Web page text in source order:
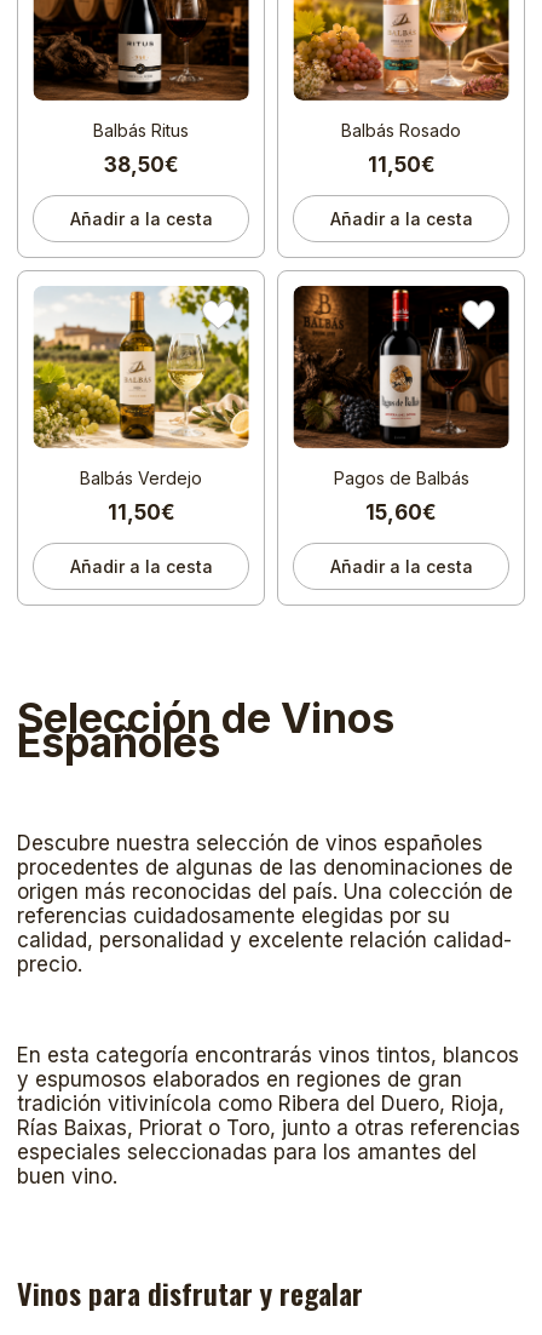
Balbás Ritus
38,50€
Añadir a la cesta
Balbás Rosado
11,50€
Añadir a la cesta
Balbás Verdejo
11,50€
Añadir a la cesta
Pagos de Balbás
15,60€
Añadir a la cesta
Selección de Vinos
Españoles
Descubre nuestra selección de vinos españoles
procedentes de algunas de las denominaciones de
origen más reconocidas del país. Una colección de
referencias cuidadosamente elegidas por su
calidad, personalidad y excelente relación calidad-
precio.
En esta categoría encontrarás vinos tintos, blancos
y espumosos elaborados en regiones de gran
tradición vitivinícola como Ribera del Duero, Rioja,
Rías Baixas, Priorat o Toro, junto a otras referencias
especiales seleccionadas para los amantes del
buen vino.
Vinos para disfrutar y regalar